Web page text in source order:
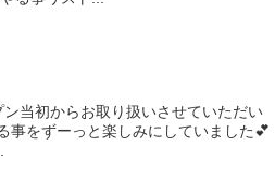
当初からお取り扱いさせていただい
事をずーっと楽しみにしていました💕